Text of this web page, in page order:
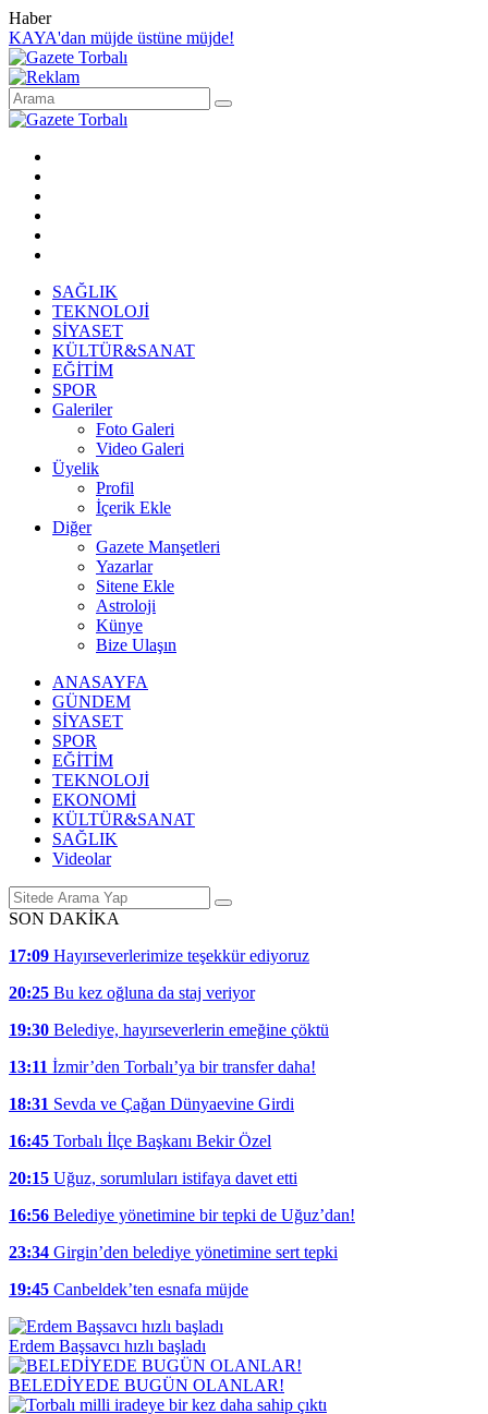
Haber
KAYA'dan müjde üstüne müjde!
SAĞLIK
TEKNOLOJİ
SİYASET
KÜLTÜR&SANAT
EĞİTİM
SPOR
Galeriler
Foto Galeri
Video Galeri
Üyelik
Profil
İçerik Ekle
Diğer
Gazete Manşetleri
Yazarlar
Sitene Ekle
Astroloji
Künye
Bize Ulaşın
ANASAYFA
GÜNDEM
SİYASET
SPOR
EĞİTİM
TEKNOLOJİ
EKONOMİ
KÜLTÜR&SANAT
SAĞLIK
Videolar
SON DAKİKA
17:09 Hayırseverlerimize teşekkür ediyoruz
20:25 Bu kez oğluna da staj veriyor
19:30 Belediye, hayırseverlerin emeğine çöktü
13:11 İzmir’den Torbalı’ya bir transfer daha!
18:31 Sevda ve Çağan Dünyaevine Girdi
16:45 Torbalı İlçe Başkanı Bekir Özel
20:15 Uğuz, sorumluları istifaya davet etti
16:56 Belediye yönetimine bir tepki de Uğuz’dan!
23:34 Girgin’den belediye yönetimine sert tepki
19:45 Canbeldek’ten esnafa müjde
Erdem Başsavcı hızlı başladı
BELEDİYEDE BUGÜN OLANLAR!